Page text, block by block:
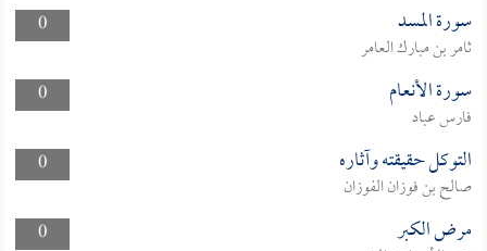
0 سورة المسد
ثامر بن مبارك العامر
0
سورة الأنعام
فارس عباد
0
التوكل حقيقته وآثاره
صالح بن فوزان الفوزان
0
مرض الكبر